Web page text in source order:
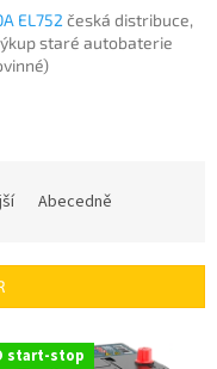
EL752 česká distribuce,
staré autobaterie
Abecedně
start-stop